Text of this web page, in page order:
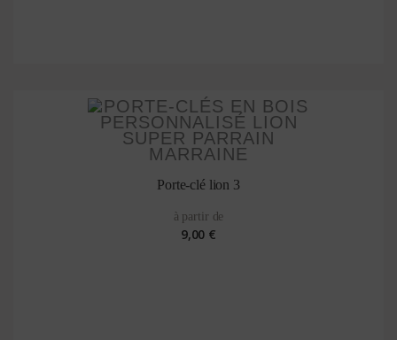
Porte-clé lion 3
à partir de
9,00 €